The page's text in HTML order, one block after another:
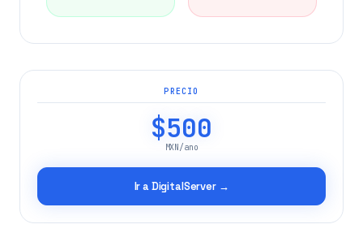
PRECIO
$500
MXN/ano
Ir a DigitalServer →